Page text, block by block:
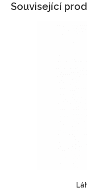
Související